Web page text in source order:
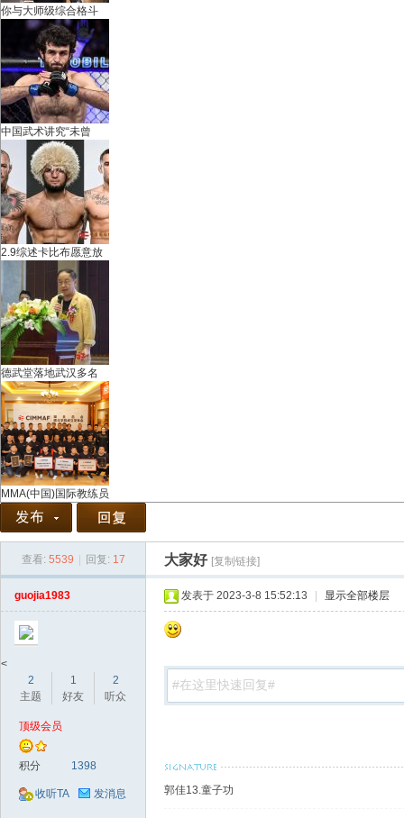
武
术
协
你与大师级综合格斗
中国武术讲究“未曾
2.9综述卡比布愿意放
德武堂落地武汉多名
MMA(中国)国际教练员
查看: 5539 回复: 17 大家好 [复制链接]
guojia1983
<
2
主题
1
好友
2
听众
顶级会员
积分 1398
收听TA 发消息
发表于 2023-3-8 15:52:13 显示全部楼层
郭佳13.童子功